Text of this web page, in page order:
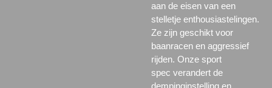
aan de eisen van een
stelletje enthousiastelingen.
Ze zijn geschikt voor
baanracen en aggressief
rijden. Onze sport
spec verandert de